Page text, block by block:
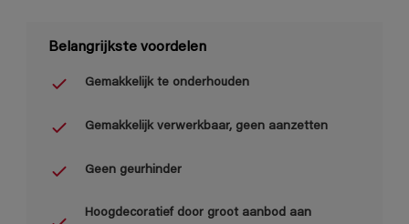
Belangrijkste voordelen
Gemakkelijk te onderhouden
Gemakkelijk verwerkbaar, geen aanzetten
Geen geurhinder
Hoogdecoratief door groot aanbod aan